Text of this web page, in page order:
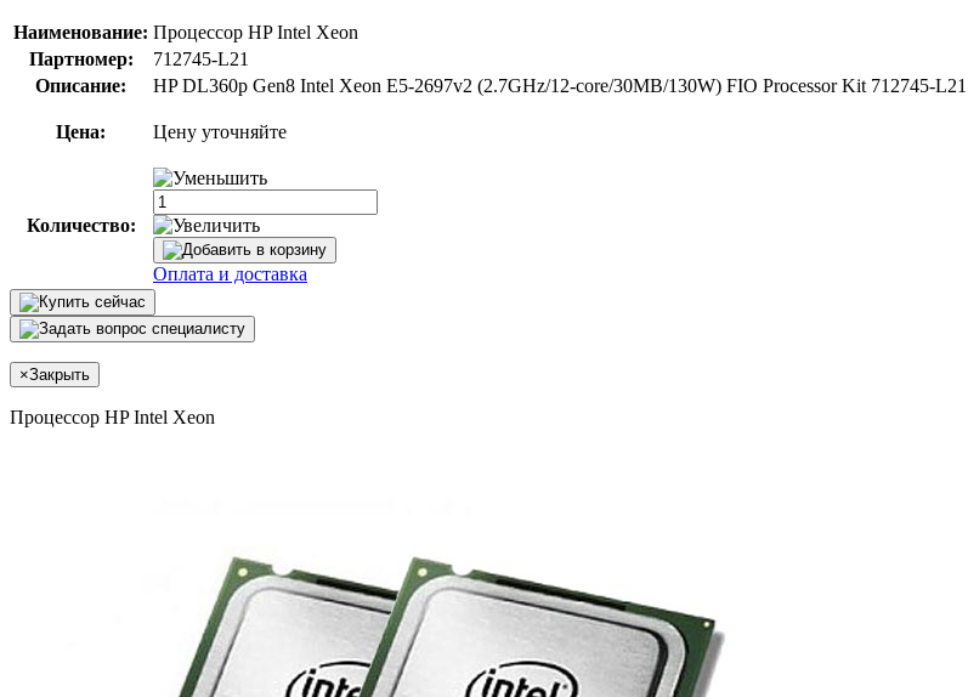
Наименование: Процессор HP Intel Xeon
Партномер:
712745-L21
Описание:
HP DL360p Gen8 Intel Xeon E5-2697v2 (2.7GHz/12-core/30MB/130W) FIO Processor Kit 712745-L21
Цена: Цену уточняйте
Количество:
Оплата и доставка
×Закрыть
Процессор HP Intel Xeon